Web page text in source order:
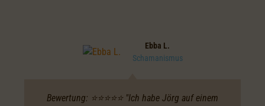
Bewertung: ⭐️⭐️⭐️⭐️⭐️ "Ich habe Jörg auf einem
Ebba L.
Schamanismus